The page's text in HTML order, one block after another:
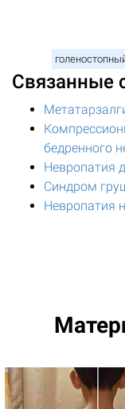
Связанные
бедренного
Невропатия
Синдром
Невропатия